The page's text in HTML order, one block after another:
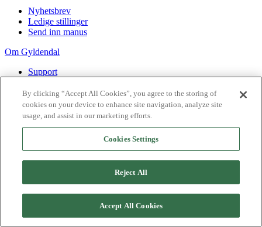
Nyhetsbrev
Ledige stillinger
Send inn manus
Om Gyldendal
Support
Agency
2026Gyldendal
Personvernerklæringer
Informasjonskapsler
By clicking “Accept All Cookies”, you agree to the storing of
cookies on your device to enhance site navigation, analyze site
usage, and assist in our marketing efforts.
Cookies Settings
Reject All
Accept All Cookies